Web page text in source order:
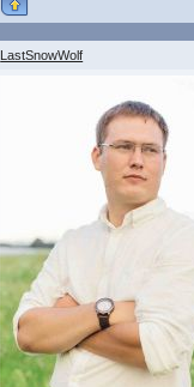
LastSnowWolf